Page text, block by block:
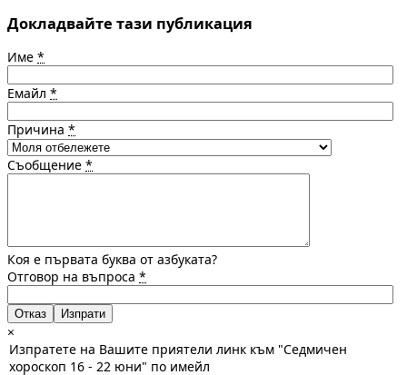
Докладвайте тази публикация
Име *
Емайл *
Причина *
Съобщение *
Коя е първата буква от азбуката?
Отговор на въпроса *
Отказ
×
Изпратете на Вашите приятели линк към "Седмичен
хороскоп 16 - 22 юни" по имейл